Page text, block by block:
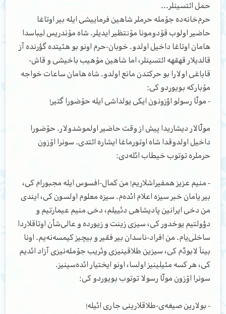
حمل ائتسینلر...
حرم‌خانه‌ده ج‍ۆمله حرملر شاهین فرماییشی ایله بیر اوتاغا
حاضیر اولوب قۆدومونا مۆنتظیر ایدیلر. شاه مۆندریس لیباسدا
هامان اوتاغا داخیل اولدو. خوبان-حرم اونو بو هئیتده گؤرنده آز
قالدیلار قهقهه ائتسینلر، اما شاهین مۆهیب باخیشی و قاش-
قاباغی اولارا بو حرکتدن مانع اولدو. شاه هامان ساعات خواجه
مۆبارکه بویوردو کی:
- مولّا رسولو اؤزونون ایکی یولداشی ایله حۆضورا گتیر!
مولّالار دیشاریدا پیش از وقت حاضیر اولموشدولار. حۆضورا
داخیل اولدوقدا شاه اوتورماغا ایشاره ائتدی. سونرا اۆزون
حرملره توتوب خیطاب ائله‌دی:
- منیم عزیز همفیراشلاریم! من کمال-افسوس ایله مجبورام کی،
بیر یامان خبر سیزه اعلام ائده‌م. سیزه معلوم اولسون کی، ایندی
من دخی ایرانین پادیشاهی دئییلم، دخی منیم عیمارتیم و
دؤولتیم یوخدور کی، سیزی زینت و زیورده و عالی‌شأن اوتاقلاردا
ساخلی‌یام. من افراد-ناسدان بیر فقیر و بیچیز کیمسه‌نه‌یم. اونا
بیناً لابودّم کی، سیزین طلاقینیزی وئریب جۆمله‌نیزی آزاد ائدیم
کی، هر کسه مئیلینیز اولسا، اونو ایختیار ائده‌سینیز.
سونرا اۆزون مولّا رسولا توتوب بویوردو کی:
- بولارین صیغه‌ی-طلاقلارینی جاری ائیله!